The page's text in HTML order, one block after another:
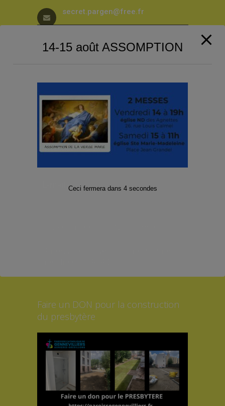
secret.pargen@free.fr
Suivez-nous sur les Réseaux sociaux
Facebook TwitterInstagram
Abonnez-vous à notre Lettre
*
Faire un DON pour la construction
du presbytère
14-15 août ASSOMPTION
Ceci fermera dans 4secondes